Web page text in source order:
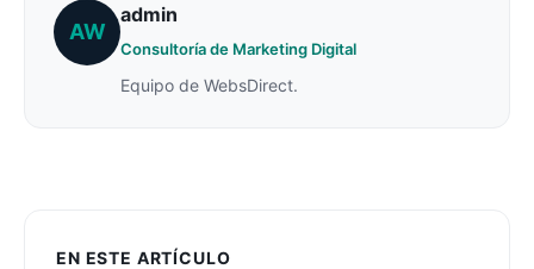
EN ESTE ARTÍCULO
AW
admin
Consultoría de Marketing Digital
Equipo de WebsDirect.